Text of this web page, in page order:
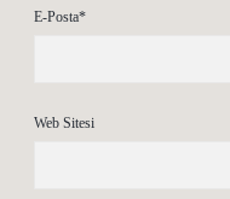
E-Posta*
Web Sitesi